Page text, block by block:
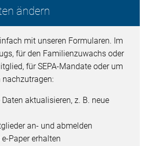
ändern
mit unseren Formularen. Im
für den Familienzuwachs oder
für SEPA-Mandate oder um
nachzutragen:
aktualisieren, z. B. neue
an- und abmelden
Paper erhalten